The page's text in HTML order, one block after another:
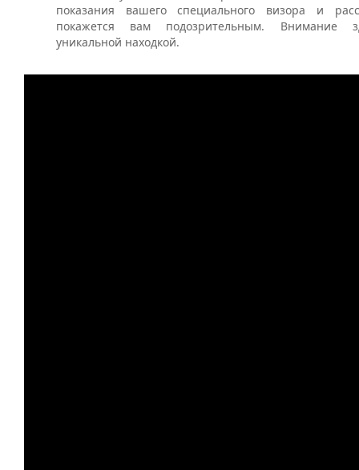
показания вашего специального визора и
покажется вам подозрительным. Внимание
уникальной находкой.